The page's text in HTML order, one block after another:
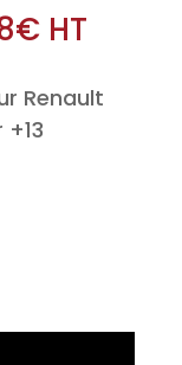
€HT
Renault